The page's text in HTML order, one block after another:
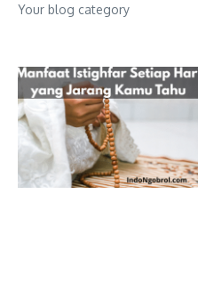
Your blog category